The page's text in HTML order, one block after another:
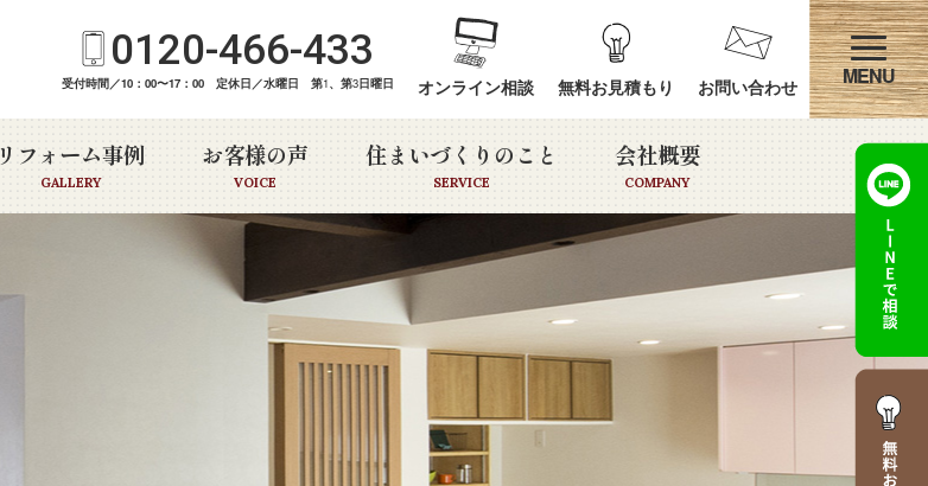
0120-466-433
受付時間／10：00〜17：00 定休日／水曜日 第1 、第3日曜日 オンライン相談 無料お見積もり お問い合わせ
リフォーム事例
GALLERY
お客様の声
VOICE
住まいづくりのこと
SERVICE
会社概要
COMPANY